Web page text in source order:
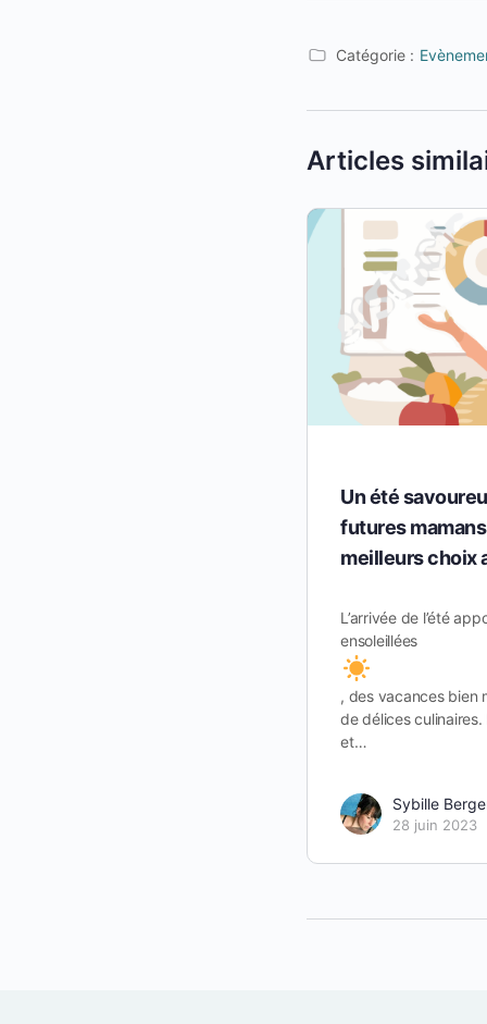
Catégorie :
Articles
Un été
futures
meilleurs choix
L’arrivée de l’été
ensoleillées
, des vacances bien
de délices
et…
Sybille
28 juin 2023